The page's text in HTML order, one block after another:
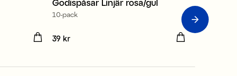
Godispåsar Linjär rosa/gul
10-pack
Pris:
39 kr
6-pack